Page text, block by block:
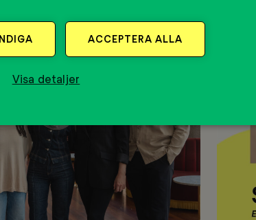
ACCEPTERA ALLA
Visa detaljer